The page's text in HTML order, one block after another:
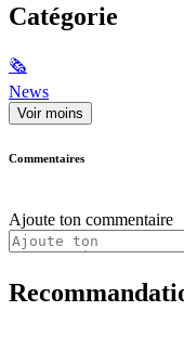
Catégorie
🗞
News
Voir moins
Commentaires
Ajoute ton commentaire